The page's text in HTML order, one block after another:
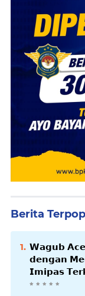
Berita
𝗪𝗮𝗴𝘂𝗯
𝗱𝗲𝗻𝗴𝗮𝗻
𝗜𝗺𝗶𝗽𝗮𝘀